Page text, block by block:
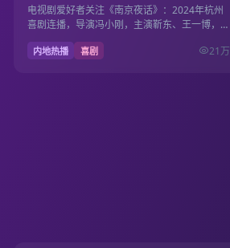
电视剧爱好者关注《南京夜话》：2024年杭州
喜剧连播，导演冯小刚，主演靳东、王一博，
2024年12月20日起国产电影电视剧免费全集畅
看。
内地热播 喜剧 21万